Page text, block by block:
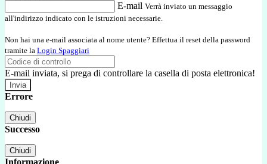
E-mail Verrà inviato un messaggio
all'indirizzo indicato con le istruzioni necessarie.
Non hai una e-mail associata al nome utente? Effettua il reset della password
tramite la Login Spaggiari
E-mail inviata, si prega di controllare la casella di posta elettronica!
Errore
Chiudi
Successo
Chiudi